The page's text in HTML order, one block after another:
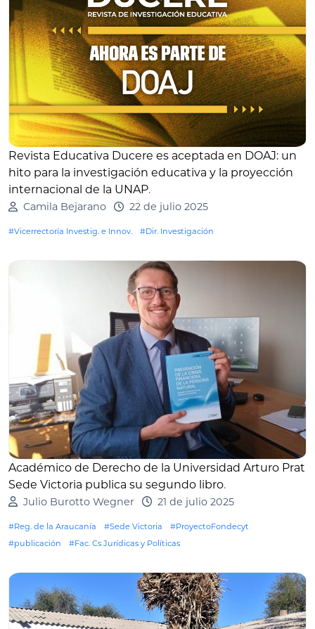
Revista Educativa Ducere es aceptada en DOAJ: un
hito para la investigación educativa y la proyección
internacional de la UNAP.
Camila Bejarano 22 de julio 2025
#Vicerrectoría Investig. e Innov. #Dir. Investigación
Académico de Derecho de la Universidad Arturo Prat
Sede Victoria publica su segundo libro.
Julio Burotto Wegner 21 de julio 2025
#Reg. de la Araucanía #Sede Victoria
#ProyectoFondecyt
#publicación
#Fac. Cs Jurídicas y Políticas